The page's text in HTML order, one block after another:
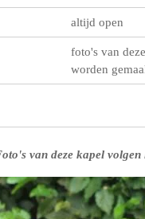
altijd open
foto's van
worden
van deze kapel volgen